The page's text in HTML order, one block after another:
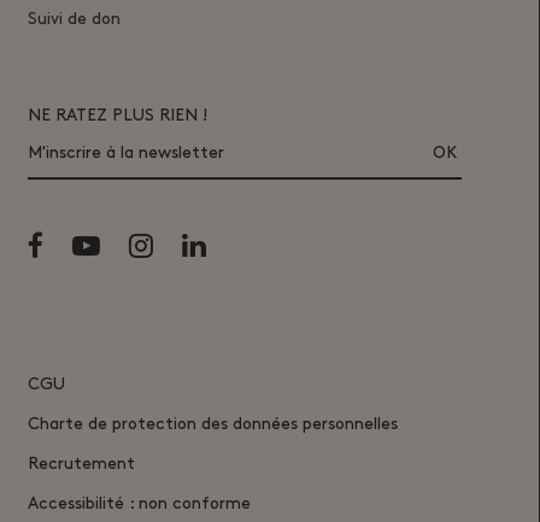
Suivi de don
NE RATEZ PLUS RIEN !
M'inscrire à la newsletter
CGU
Charte de protection des données personnelles
Recrutement
Accessibilité : non conforme